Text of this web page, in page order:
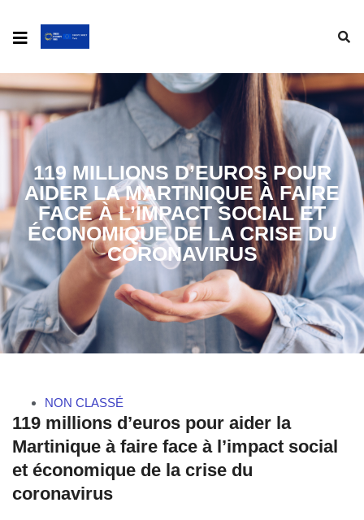
119 MILLIONS D’EUROS POUR
AIDER LA MARTINIQUE À FAIRE
FACE À L’IMPACT SOCIAL ET
ÉCONOMIQUE DE LA CRISE DU
CORONAVIRUS
NON CLASSÉ
119 millions d’euros pour aider la
Martinique à faire face à l’impact social
et économique de la crise du
coronavirus